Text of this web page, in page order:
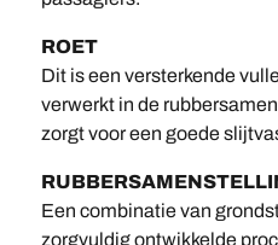
ROET
Dit is een versterkende
verwerkt in de
zorgt voor een goede
Een combinatie van
zorgvuldig ontwikkelde